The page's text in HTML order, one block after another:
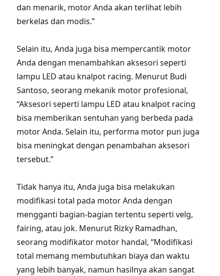
dan menarik, motor Anda akan terlihat lebih
berkelas dan modis.”
Selain itu, Anda juga bisa mempercantik motor
Anda dengan menambahkan aksesori seperti
lampu LED atau knalpot racing. Menurut Budi
Santoso, seorang mekanik motor profesional,
“Aksesori seperti lampu LED atau knalpot racing
bisa memberikan sentuhan yang berbeda pada
motor Anda. Selain itu, performa motor pun juga
bisa meningkat dengan penambahan aksesori
tersebut.”
Tidak hanya itu, Anda juga bisa melakukan
modifikasi total pada motor Anda dengan
mengganti bagian-bagian tertentu seperti velg,
fairing, atau jok. Menurut Rizky Ramadhan,
seorang modifikator motor handal, “Modifikasi
total memang membutuhkan biaya dan waktu
yang lebih banyak, namun hasilnya akan sangat